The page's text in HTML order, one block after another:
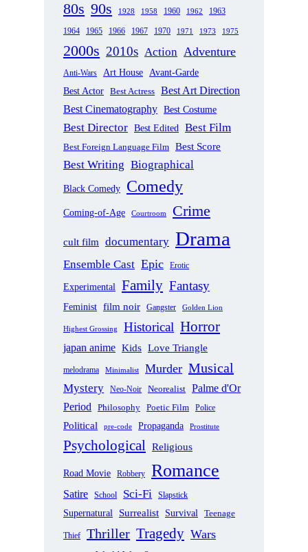
80s 90s 1928 1958 1960 1962 1963
1964 1965 1966 1967 1970 1971 1973 1975
2000s 2010s Action Adventure
Anti-Wars Art House
Avant-Garde
Best Actor Best Actress Best Art Direction
Best Cinematography Best Costume
Best Director Best Edited Best Film
Best Foreign Language Film Best Score
Best Writing Biographical
Black Comedy Comedy
Coming-of-Age Courtroom Crime
cult film documentary Drama
Ensemble Cast Epic Erotic
Experimental Family Fantasy
Feminist film noir Gangster Golden Lion
Highest Grossing Historical Horror
japan anime Kids Love Triangle
melodrama Minimalist Murder Musical
Mystery Neo-Noir Neorealist Palme d'Or
Period Philosophy Poetic Film Police
Political pre-code Propaganda Prostitute
Psychological Religious
Road Movie Robbery Romance
Satire School Sci-Fi Slapstick
Supernatural Surrealist Survival Teenage
Thief Thriller Tragedy Wars